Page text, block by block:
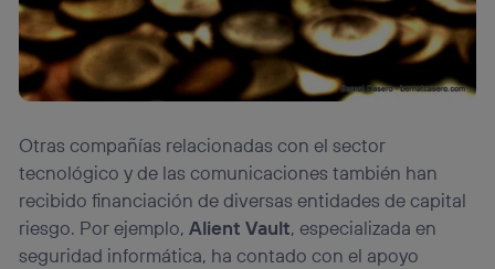
Otras compañías relacionadas con el sector
tecnológico y de las comunicaciones también han
recibido financiación de diversas entidades de capital
riesgo. Por ejemplo,Alient Vault, especializada en
seguridad informática, ha contado con el apoyo